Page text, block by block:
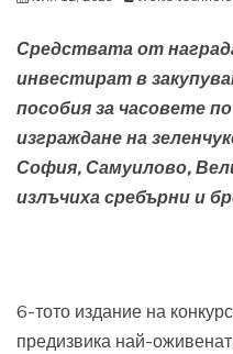
Средствата от
инвестират в
пособия за часовете
изграждане на
София, Самуилово,
излъчиха сребърни и
6-тото издание на
предизвика най-